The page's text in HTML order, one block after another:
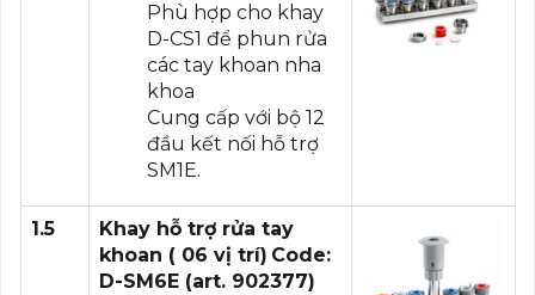
Phù hợp cho khay
D-CS1 để phun rửa
các tay khoan nha
khoa
Cung cấp với bộ 12
đầu kết nối hỗ trợ
SM1E.
1.5 Khay hỗ trợ rửa tay
khoan ( 06 vị trí) Code:
D-SM6E (art. 902377)